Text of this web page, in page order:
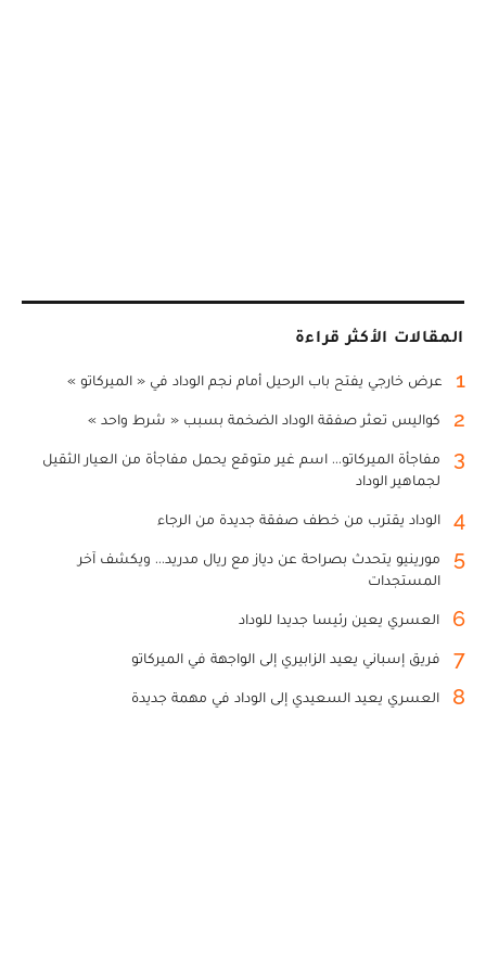
المقالات الأكثر قراءة
1 عرض خارجي يفتح باب الرحيل أمام نجم الوداد في « الميركاتو »
2 كواليس تعثر صفقة الوداد الضخمة بسبب « شرط واحد »
3
مفاجأة الميركاتو... اسم غير متوقع يحمل مفاجأة من العيار الثقيل
لجماهير الوداد
4 الوداد يقترب من خطف صفقة جديدة من الرجاء
5
مورينيو يتحدث بصراحة عن دياز مع ريال مدريد... ويكشف آخر
المستجدات
6 العسري يعين رئيسا جديدا للوداد
7 فريق إسباني يعيد الزابيري إلى الواجهة في الميركاتو
8 العسري يعيد السعيدي إلى الوداد في مهمة جديدة